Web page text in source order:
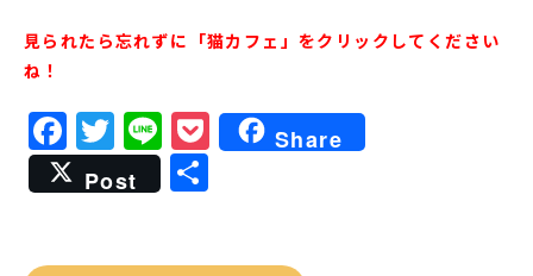
見られたら忘れずに「猫カフェ」をクリックしてください
ね！
Facebook
Twitter
LinePocket
Share
Post
共